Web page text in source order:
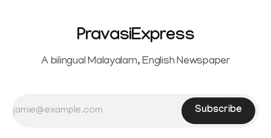
PravasiExpress
A bilingual Malayalam, English Newspaper
Subscribe